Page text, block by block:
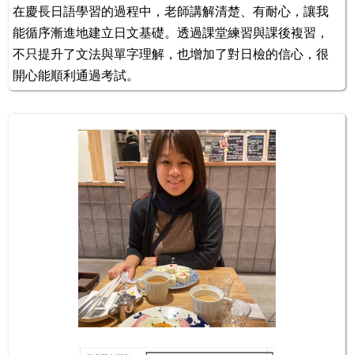
在慶長日語學習的過程中，老師講解清楚、有耐心，讓我
能循序漸進地建立日文基礎。透過課堂練習與課後複習，
不只提升了文法與單字理解，也增加了對日檢的信心，很
開心能順利通過考試。